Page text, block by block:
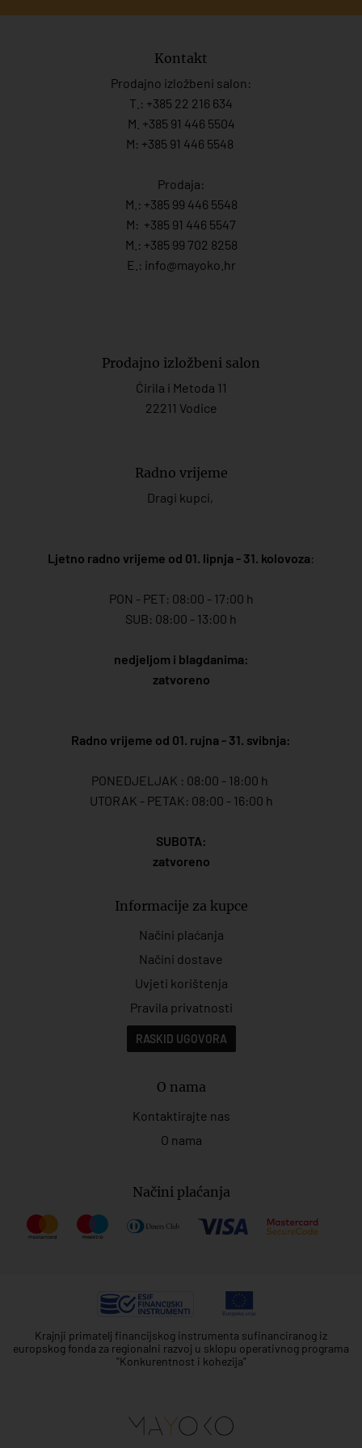
Kontakt
Prodajno izložbeni salon:
T.: +385 22 216 634
M. +385 91 446 5504
M: +385 91 446 5548
Prodaja:
M.: +385 99 446 5548
M: +385 91 446 5547
M.: +385 99 702 8258
E.: info@mayoko. hr
Prodajno izložbeni salon
Ćirila i Metoda 11
22211 Vodice
Radno vrijeme
Dragi kupci,
Ljetno radno vrijeme od 01. lipnja - 31. kolovoza:
PON - PET: 08:00 - 17:00 h
SUB: 08:00 - 13:00 h
nedjeljom i blagdanima:
zatvoreno
Radno vrijeme od 01. rujna - 31. svibnja:
PONEDJELJAK : 08:00 - 18:00 h
UTORAK - PETAK: 08:00 - 16:00 h
SUBOTA:
zatvoreno
Informacije za kupce
Načini plaćanja
Načini dostave
Uvjeti korištenja
Pravila privatnosti
RASKID UGOVORA
O nama
Kontaktirajte nas
O nama
Načini plaćanja
Krajnji primatelj financijskog instrumenta sufinanciranog iz
europskog fonda za regionalni razvoj u sklopu operativnog programa
"Konkurentnost i kohezija"